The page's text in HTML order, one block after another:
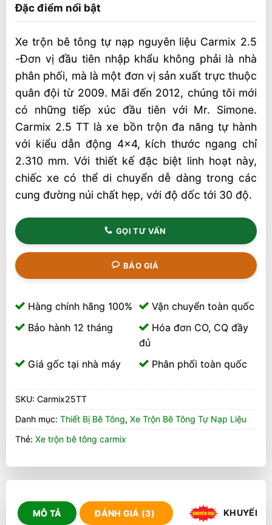
5 dựa trên
đánh giá
Đặc điểm nổi bật
Xe trộn bê tông tự nạp nguyên liệu Carmix 2.5
-Đơn vị đầu tiên nhập khẩu không phải là nhà
phân phối, mà là một đơn vị sản xuất trực thuộc
quân đội từ 2009. Mãi đến 2012, chúng tôi mới
có những tiếp xúc đầu tiên với Mr. Simone.
Carmix 2.5 TT là xe bồn trộn đa năng tự hành
với kiểu dẫn động 4×4, kích thước ngang chỉ
2.310 mm. Với thiết kế đặc biệt linh hoạt này,
chiếc xe có thể di chuyển dễ dàng trong các
cung đường núi chất hẹp, với độ dốc tới 30 độ.
GỌI TƯ VẤN
BÁO GIÁ
Hàng chính hãng 100%
Vận chuyển toàn quốc
Bảo hành 12 tháng
Hóa đơn CO, CQ đầy
đủ
Giá gốc tại nhà máy
Phân phối toàn quốc
SKU: Carmix25TT
Danh mục: Thiết Bị Bê Tông, Xe Trộn Bê Tông Tự Nạp Liệu
Thẻ: Xe trộn bê tông carmix
MÔ TẢ ĐÁNH GIÁ (3) KHUYẾN